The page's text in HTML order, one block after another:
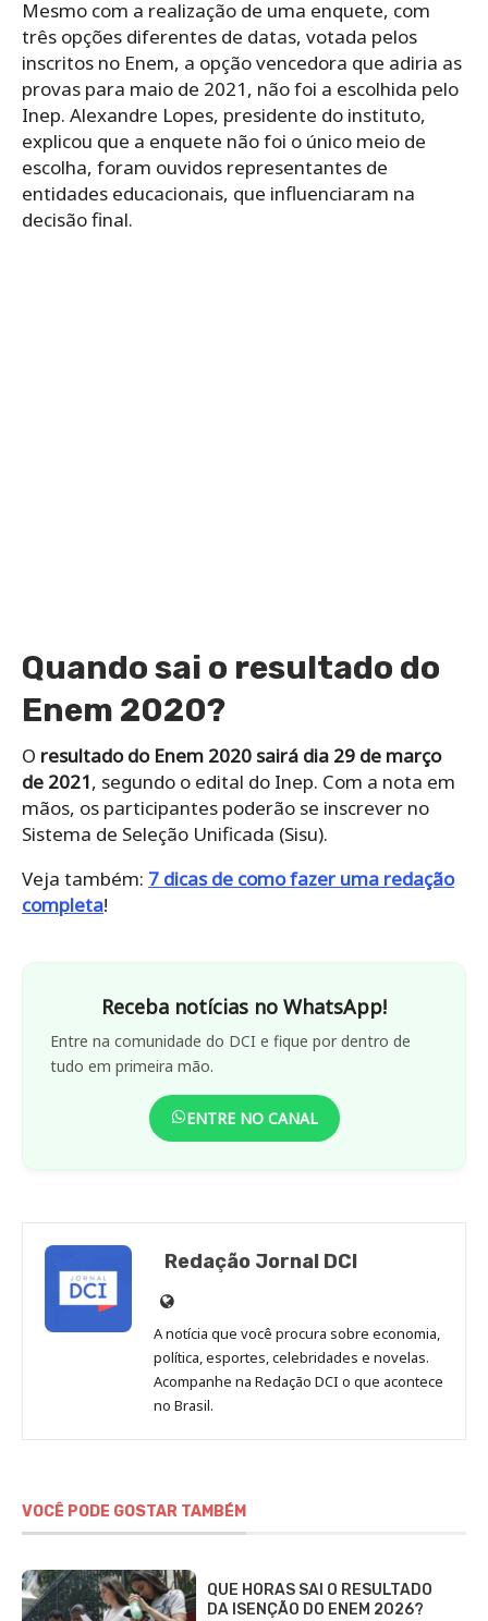
Mesmo com a realização de uma enquete, com
três opções diferentes de datas, votada pelos
inscritos no Enem, a opção vencedora que adiria as
provas para maio de 2021, não foi a escolhida pelo
Inep. Alexandre Lopes, presidente do instituto,
explicou que a enquete não foi o único meio de
escolha, foram ouvidos representantes de
entidades educacionais, que influenciaram na
decisão final.
Quando sai o resultado do
Enem 2020?
O resultado do Enem 2020 sairá dia 29 de março
de 2021, segundo o edital do Inep. Com a nota em
mãos, os participantes poderão se inscrever no
Sistema de Seleção Unificada (Sisu).
Veja também: 7 dicas de como fazer uma redação
completa!
Receba notícias no WhatsApp!
Entre na comunidade do DCI e fique por dentro de
tudo em primeira mão.
ENTRE NO CANAL
Redação Jornal DCI
Site
de
Redação
Jornal
DCI
A notícia que você procura sobre economia,
política, esportes, celebridades e novelas.
Acompanhe na Redação DCI o que acontece
no Brasil.
VOCÊ PODE GOSTAR TAMBÉM
QUE HORAS SAI O RESULTADO
DA ISENÇÃO DO ENEM 2026?